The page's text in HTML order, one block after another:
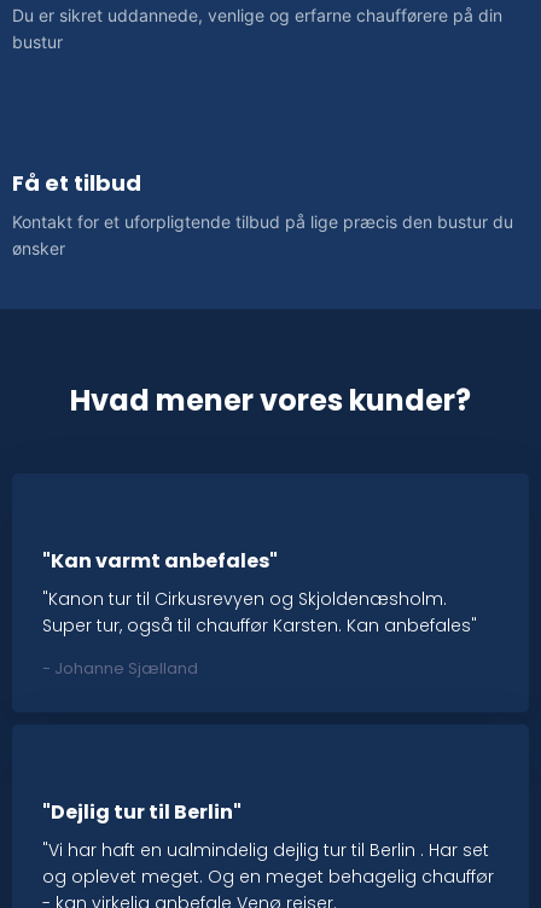
Du er sikret uddannede, venlige og erfarne chaufførere på din
bustur
Få et tilbud
Kontakt for et uforpligtende tilbud på lige præcis den bustur du
ønsker
Hvad mener vores kunder?
"Kan varmt anbefales"
"Kanon tur til Cirkusrevyen og Skjoldenæsholm.
Super tur, også til chauffør Karsten. Kan anbefales"
​- Johanne Sjælland
"Dejlig tur til Berlin"
"Vi har haft en ualmindelig dejlig tur til Berlin . Har set
og oplevet meget. Og en meget behagelig chauffør